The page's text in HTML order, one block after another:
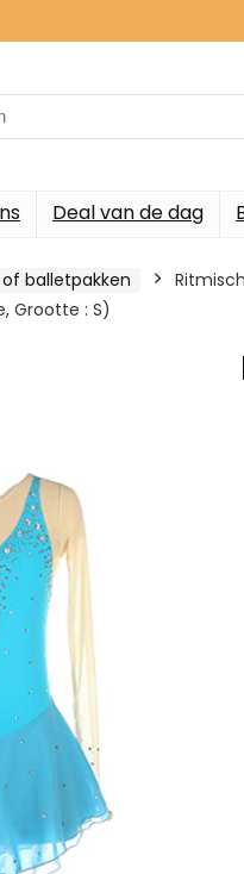
Deal van de dag
balletpakken
Grootte : S)